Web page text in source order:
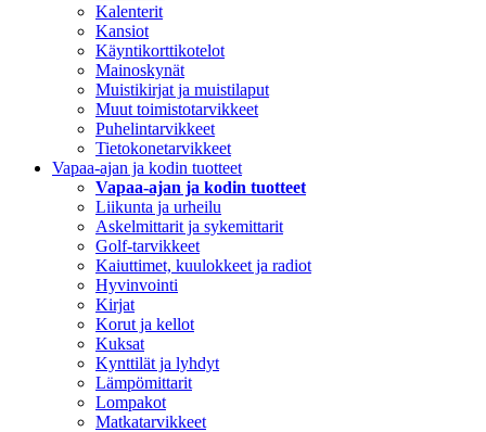
Kalenterit
Kansiot
Käyntikorttikotelot
Mainoskynät
Muistikirjat ja muistilaput
Muut toimistotarvikkeet
Puhelintarvikkeet
Tietokonetarvikkeet
Vapaa-ajan ja kodin tuotteet
Vapaa-ajan ja kodin tuotteet
Liikunta ja urheilu
Askelmittarit ja sykemittarit
Golf-tarvikkeet
Kaiuttimet, kuulokkeet ja radiot
Hyvinvointi
Kirjat
Korut ja kellot
Kuksat
Kynttilät ja lyhdyt
Lämpömittarit
Lompakot
Matkatarvikkeet